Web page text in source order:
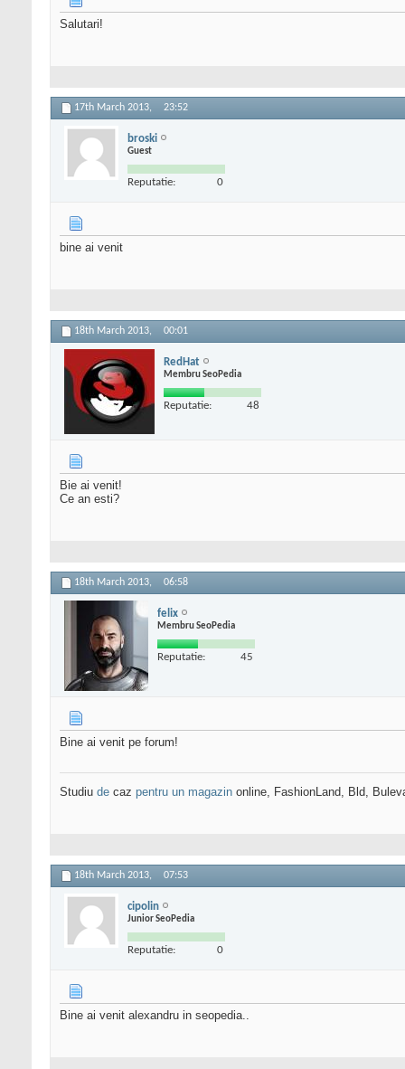
Salutari!
17th March 2013, 23:52
broski
Guest
Reputatie: 0
bine ai venit
18th March 2013, 00:01
RedHat
Membru SeoPedia
Reputatie: 48
Bie ai venit!
Ce an esti?
18th March 2013, 06:58
felix
Membru SeoPedia
Reputatie: 45
Bine ai venit pe forum!
Studiu de caz pentru un magazin online, FashionLand, Bld,
18th March 2013, 07:53
cipolin
Junior SeoPedia
Reputatie: 0
Bine ai venit alexandru in seopedia..